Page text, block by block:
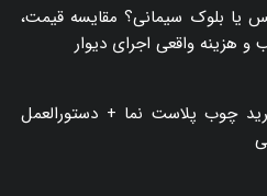
بلوک سیمانی؟ مقایسه قیمت،
و هزینه واقعی اجرای دیوار
چوب پلاست نما + دستورالعمل